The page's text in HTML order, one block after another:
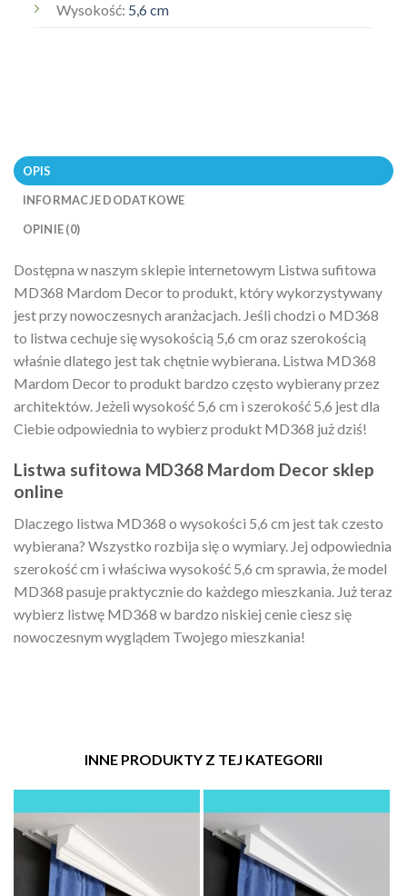
Wysokość: 5,6 cm
OPIS
INFORMACJE DODATKOWE
OPINIE (0)
Dostępna w naszym sklepie internetowym Listwa sufitowa
MD368 Mardom Decor to produkt, który wykorzystywany
jest przy nowoczesnych aranżacjach. Jeśli chodzi o MD368
to listwa cechuje się wysokością 5,6 cm oraz szerokością
właśnie dlatego jest tak chętnie wybierana. Listwa MD368
Mardom Decor to produkt bardzo często wybierany przez
architektów. Jeżeli wysokość 5,6 cm i szerokość 5,6 jest dla
Ciebie odpowiednia to wybierz produkt MD368 już dziś!
Listwa sufitowa MD368 Mardom Decor sklep
online
Dlaczego listwa MD368 o wysokości 5,6 cm jest tak czesto
wybierana? Wszystko rozbija się o wymiary. Jej odpowiednia
szerokość cm i właściwa wysokość 5,6 cm sprawia, że model
MD368 pasuje praktycznie do każdego mieszkania. Już teraz
wybierz listwę MD368 w bardzo niskiej cenie ciesz się
nowoczesnym wyglądem Twojego mieszkania!
INNE PRODUKTY Z TEJ KATEGORII